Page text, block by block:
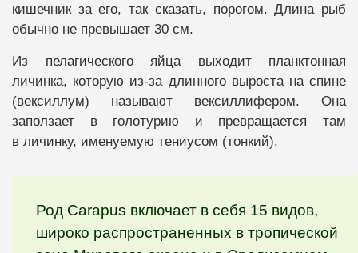
кишечник за его, так сказать, порогом. Длина рыб
обычно не превышает 30 см.
Из пелагического яйца выходит планктонная
личинка, которую из-за длинного выроста на спине
(вексиллум) называют вексиллифером. Она
заползает в голотурию и превращается там
в личинку, именуемую тениусом (тонкий).
Род Carapus включает в себя 15 видов,
широко распространенных в тропической